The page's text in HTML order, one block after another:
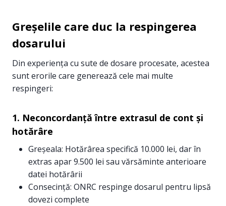
Greșelile care duc la respingerea
dosarului
Din experiența cu sute de dosare procesate, acestea
sunt erorile care generează cele mai multe
respingeri:
1. Neconcordanță între extrasul de cont și
hotărâre
Greșeala: Hotărârea specifică 10.000 lei, dar în
extras apar 9.500 lei sau vărsăminte anterioare
datei hotărârii
Consecință: ONRC respinge dosarul pentru lipsă
dovezi complete